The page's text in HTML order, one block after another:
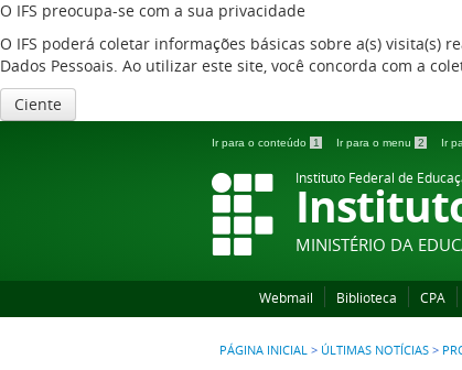
O IFS preocupa-se com a sua privacidade
O IFS poderá coletar informações básicas sobre a(s) visita(s)
Dados Pessoais. Ao utilizar este site, você concorda com a
Ciente
Ir para o conteúdo 1 Ir para o menu 2 Ir
Instituto Federal de
MINISTÉRIO DA
Webmail Biblioteca CPA
PÁGINA INICIAL > ÚLTIMAS NOTÍCIAS >